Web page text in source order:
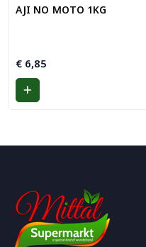
AJI NO MOTO 1KG
€ 6,85